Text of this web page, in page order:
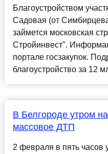
Благоустройством
Садовая (от
займется московская
Стройинвест".
портале госзакупок.
благоустройство за 12
В Белгороде утром
массовое ДТП
2 февраля в пять